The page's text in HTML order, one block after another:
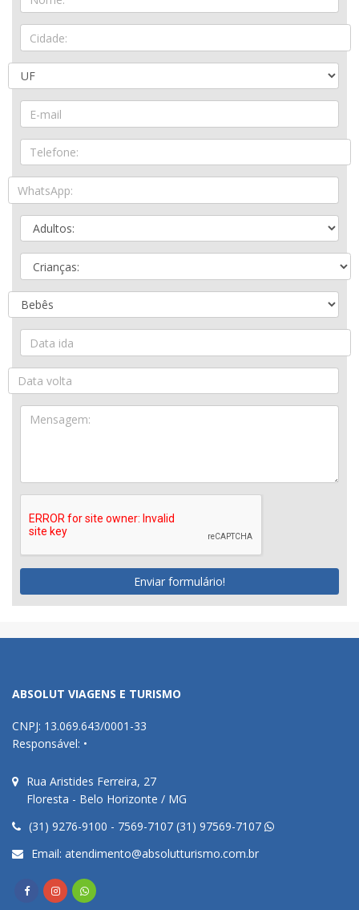
Enviar formulário!
ABSOLUT VIAGENS E TURISMO
CNPJ: 13.069.643/0001-33
Responsável: •
Rua Aristides Ferreira, 27
Floresta - Belo Horizonte / MG
(31) 9276-9100 - 7569-7107 (31) 97569-7107
Email: atendimento@absolutturismo.com.br